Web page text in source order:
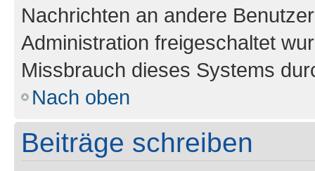
Nachrichten an andere
Administration freigeschaltet
Missbrauch dieses Systems
Nach oben
Beiträge schreiben